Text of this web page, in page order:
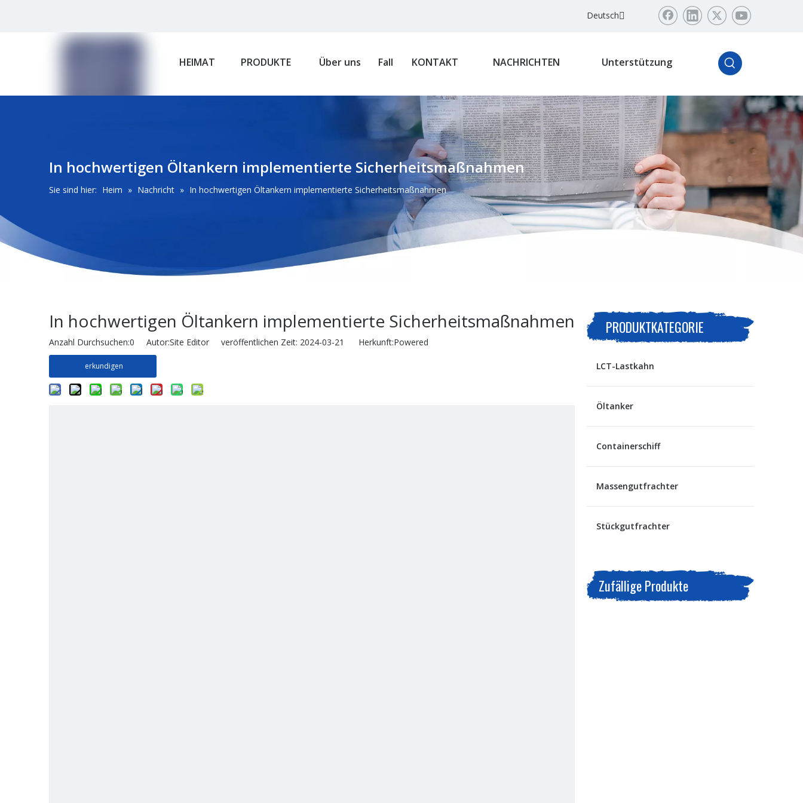
Deutsch
HEIMAT PRODUKTE Über uns Fall KONTAKT NACHRICHTEN Unterstützung
In hochwertigen Öltankern implementierte Sicherheitsmaßnahmen
Sie sind hier: Heim » Nachricht » In hochwertigen Öltankern implementierte Sicherheitsmaßnahmen
In hochwertigen Öltankern implementierte Sicherheitsmaßnahmen
Anzahl Durchsuchen:0 Autor:Site Editor veröffentlichen Zeit: 2024-03-21 Herkunft:Powered
erkundigen
PRODUKTKATEGORIE
LCT-Lastkahn
Öltanker
Containerschiff
Massengutfrachter
Stückgutfrachter
Zufällige Produkte